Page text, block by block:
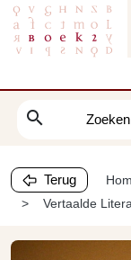
search
Terug
Vertaalde